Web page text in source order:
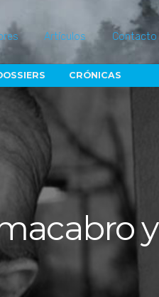
Artículos Contacto
CRÓNICAS
y